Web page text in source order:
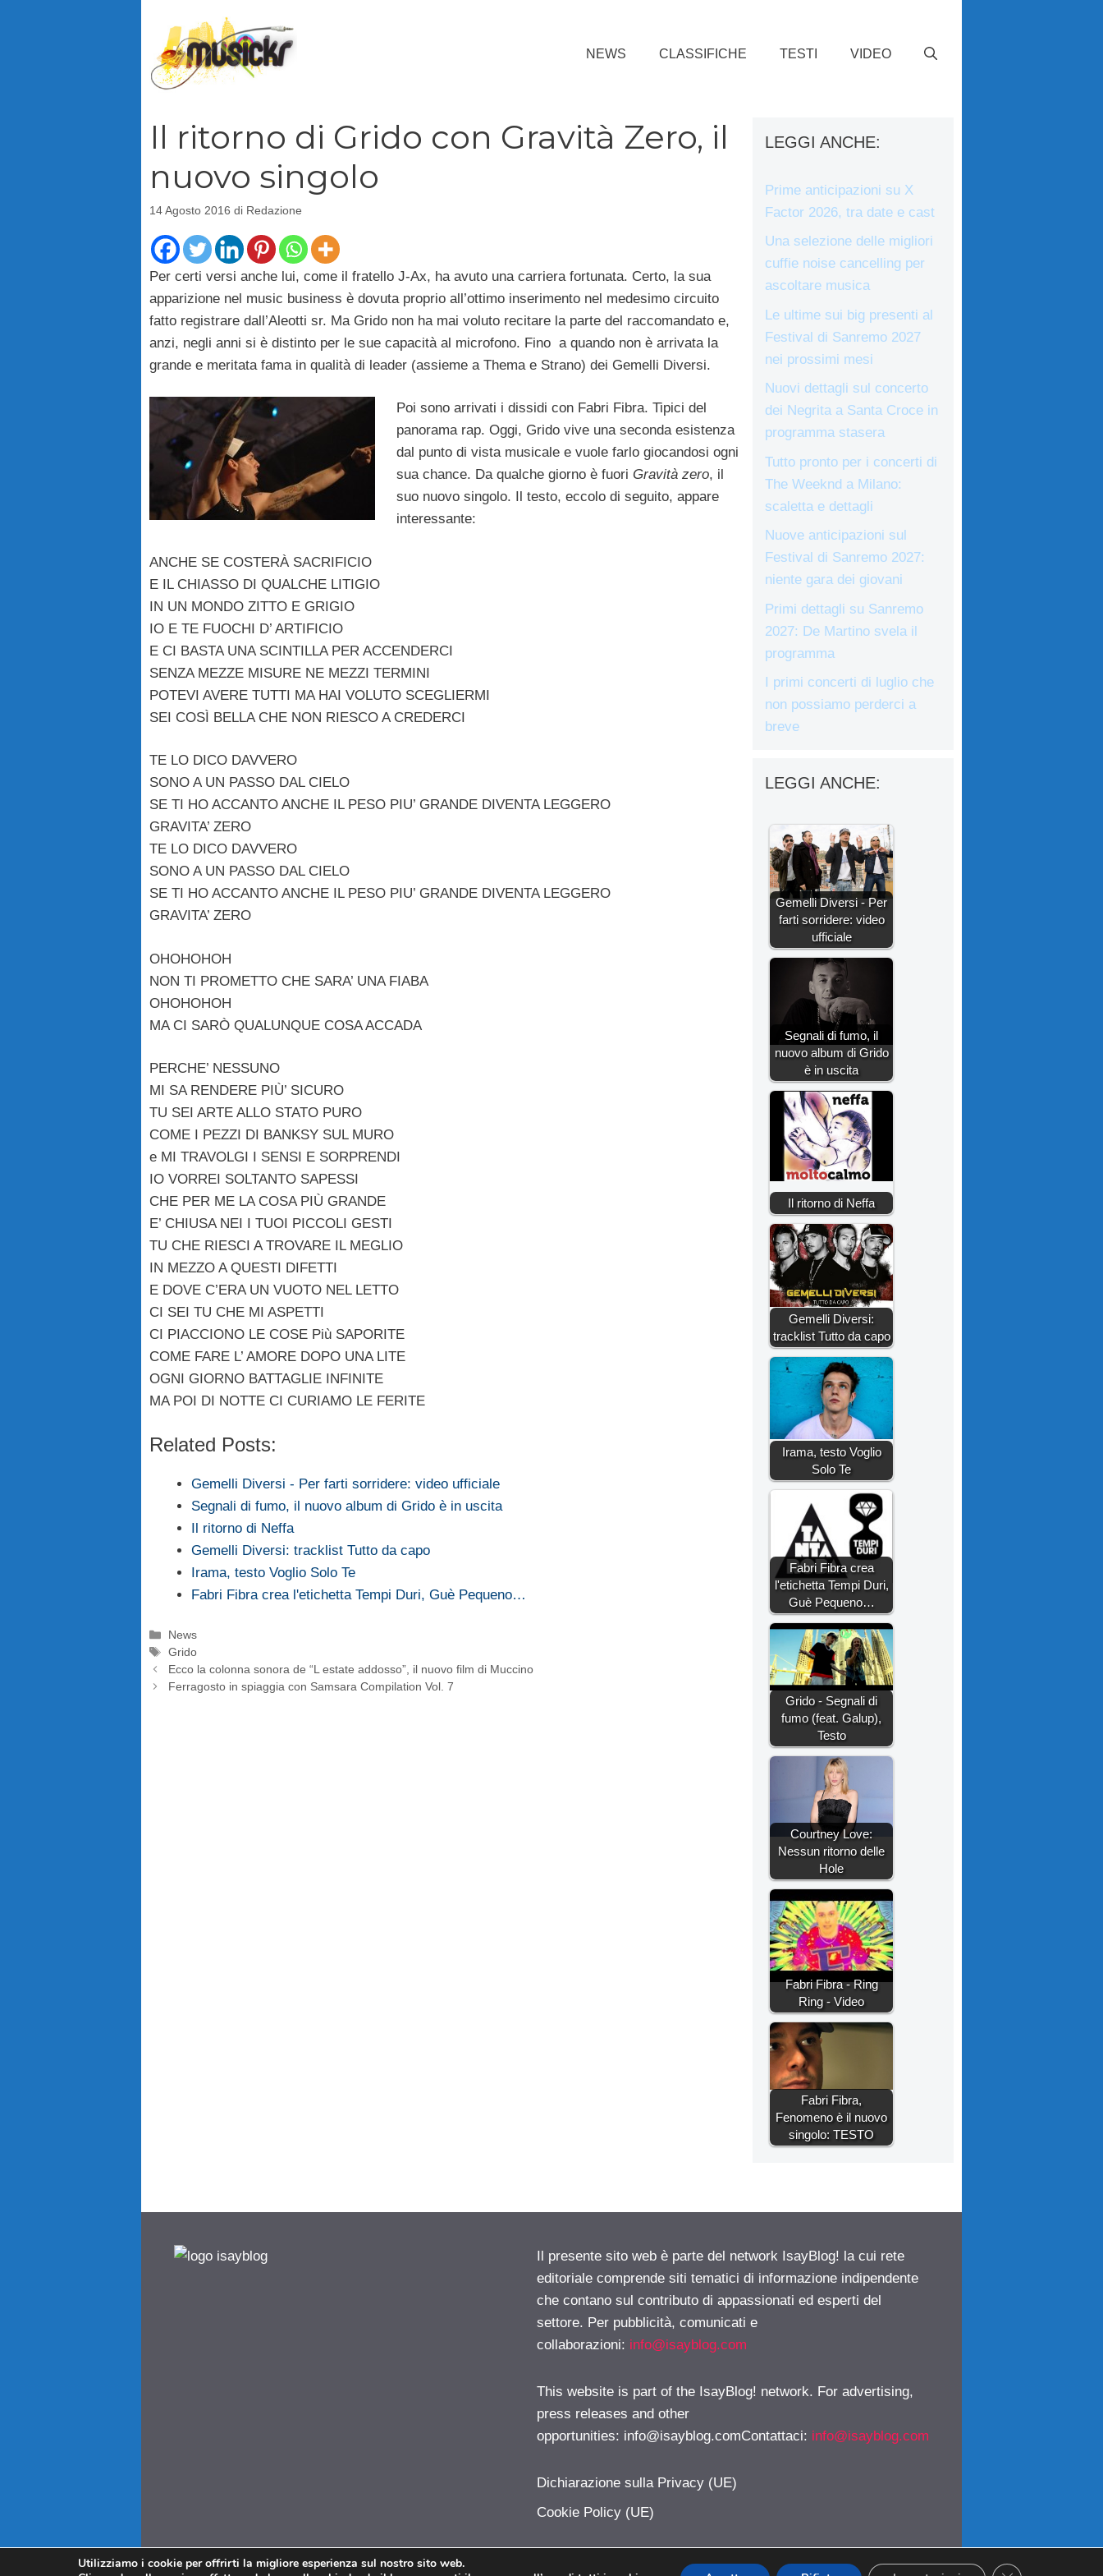
NEWS CLASSIFICHE TESTI VIDEO
Il ritorno di Grido con Gravità Zero, il
nuovo singolo
14 Agosto 2016 di Redazione
Per certi versi anche lui, come il fratello J-Ax, ha avuto una carriera fortunata. Certo, la sua
apparizione nel music business è dovuta proprio all’ottimo inserimento nel medesimo circuito
fatto registrare dall’Aleotti sr. Ma Grido non ha mai voluto recitare la parte del raccomandato e,
anzi, negli anni si è distinto per le sue capacità al microfono. Fino a quando non è arrivata la
grande e meritata fama in qualità di leader (assieme a Thema e Strano) dei Gemelli Diversi.
Poi sono arrivati i dissidi con Fabri Fibra. Tipici del
panorama rap. Oggi, Grido vive una seconda esistenza
dal punto di vista musicale e vuole farlo giocandosi ogni
sua chance. Da qualche giorno è fuori Gravità zero, il
suo nuovo singolo. Il testo, eccolo di seguito, appare
interessante:
ANCHE SE COSTERÀ SACRIFICIO
E IL CHIASSO DI QUALCHE LITIGIO
IN UN MONDO ZITTO E GRIGIO
IO E TE FUOCHI D’ ARTIFICIO
E CI BASTA UNA SCINTILLA PER ACCENDERCI
SENZA MEZZE MISURE NE MEZZI TERMINI
POTEVI AVERE TUTTI MA HAI VOLUTO SCEGLIERMI
SEI COSÌ BELLA CHE NON RIESCO A CREDERCI
TE LO DICO DAVVERO
SONO A UN PASSO DAL CIELO
SE TI HO ACCANTO ANCHE IL PESO PIU’ GRANDE DIVENTA LEGGERO
GRAVITA’ ZERO
TE LO DICO DAVVERO
SONO A UN PASSO DAL CIELO
SE TI HO ACCANTO ANCHE IL PESO PIU’ GRANDE DIVENTA LEGGERO
GRAVITA’ ZERO
OHOHOHOH
NON TI PROMETTO CHE SARA’ UNA FIABA
OHOHOHOH
MA CI SARÒ QUALUNQUE COSA ACCADA
PERCHE’ NESSUNO
MI SA RENDERE PIÙ’ SICURO
TU SEI ARTE ALLO STATO PURO
COME I PEZZI DI BANKSY SUL MURO
e MI TRAVOLGI I SENSI E SORPRENDI
IO VORREI SOLTANTO SAPESSI
CHE PER ME LA COSA PIÙ GRANDE
E’ CHIUSA NEI I TUOI PICCOLI GESTI
TU CHE RIESCI A TROVARE IL MEGLIO
IN MEZZO A QUESTI DIFETTI
E DOVE C’ERA UN VUOTO NEL LETTO
CI SEI TU CHE MI ASPETTI
CI PIACCIONO LE COSE Più SAPORITE
COME FARE L’ AMORE DOPO UNA LITE
OGNI GIORNO BATTAGLIE INFINITE
MA POI DI NOTTE CI CURIAMO LE FERITE
Related Posts:
Gemelli Diversi - Per farti sorridere: video ufficiale
Segnali di fumo, il nuovo album di Grido è in uscita
Il ritorno di Neffa
Gemelli Diversi: tracklist Tutto da capo
Irama, testo Voglio Solo Te
Fabri Fibra crea l'etichetta Tempi Duri, Guè Pequeno…
Categorie
News
Tag
Grido
Ecco la colonna sonora de “L estate addosso”, il nuovo film di Muccino
Ferragosto in spiaggia con Samsara Compilation Vol. 7
LEGGI ANCHE:
Prime anticipazioni su X
Factor 2026, tra date e cast
Una selezione delle migliori
cuffie noise cancelling per
ascoltare musica
Le ultime sui big presenti al
Festival di Sanremo 2027
nei prossimi mesi
Nuovi dettagli sul concerto
dei Negrita a Santa Croce in
programma stasera
Tutto pronto per i concerti di
The Weeknd a Milano:
scaletta e dettagli
Nuove anticipazioni sul
Festival di Sanremo 2027:
niente gara dei giovani
Primi dettagli su Sanremo
2027: De Martino svela il
programma
I primi concerti di luglio che
non possiamo perderci a
breve
LEGGI ANCHE:
Gemelli Diversi - Per
farti sorridere: video
ufficiale
Segnali di fumo, il
nuovo album di Grido
è in uscita
Il ritorno di Neffa
Gemelli Diversi:
tracklist Tutto da capo
Irama, testo Voglio
Solo Te
Fabri Fibra crea
l'etichetta Tempi Duri,
Guè Pequeno…
Grido - Segnali di
fumo (feat. Galup),
Testo
Courtney Love:
Nessun ritorno delle
Hole
Fabri Fibra - Ring
Ring - Video
Fabri Fibra,
Fenomeno è il nuovo
singolo: TESTO
Il presente sito web è parte del network IsayBlog! la cui rete
editoriale comprende siti tematici di informazione indipendente
che contano sul contributo di appassionati ed esperti del
settore. Per pubblicità, comunicati e
collaborazioni: info@isayblog.com
This website is part of the IsayBlog! network. For advertising,
press releases and other
opportunities: info@isayblog.comContattaci: info@isayblog.com
Dichiarazione sulla Privacy (UE)
Cookie Policy (UE)
Utilizziamo i cookie per offrirti la migliore esperienza sul nostro sito web.